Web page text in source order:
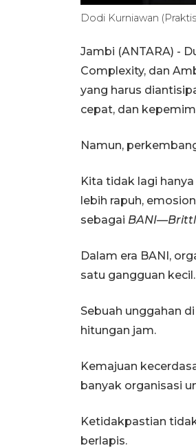
Dodi Kurniawan
Jambi (ANTARA) -
Complexity, dan
yang harus
cepat, dan
Namun,
Kita tidak lagi
lebih rapuh,
sebagai
Dalam era BANI,
satu gangguan kecil.
Sebuah unggahan
hitungan jam.
Kemajuan
banyak organisasi
Ketidakpastian
berlapis.